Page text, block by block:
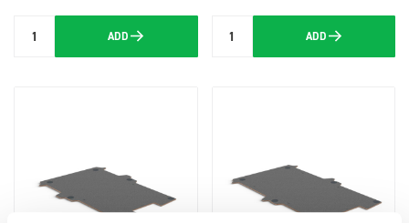
Quantity ADD Quantity ADD